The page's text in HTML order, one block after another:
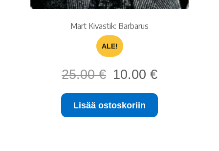
Mart Kivastik: Barbarus
ALE!
25.00€
Alkuperäinen
hinta
oli:
25.00 €.
10.00 €Nykyinen
on:
Lisää ostoskoriin